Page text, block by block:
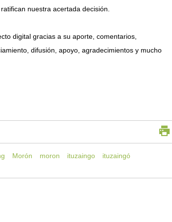
nuestra acertada decisión.
digital gracias a su aporte, comentarios,
difusión, apoyo, agradecimientos y mucho
Morón moron ituzaingo
ituzaingó